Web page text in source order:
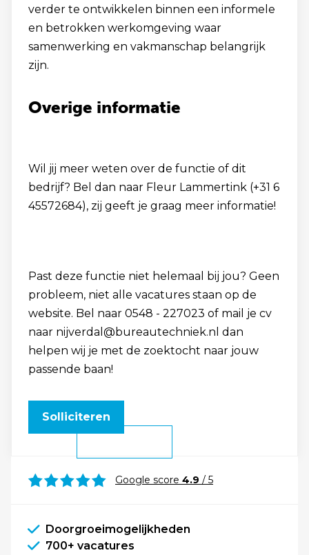
verder te ontwikkelen binnen een informele
en betrokken werkomgeving waar
samenwerking en vakmanschap belangrijk
zijn.
Overige informatie
Wil jij meer weten over de functie of dit
bedrijf? Bel dan naar Fleur Lammertink (+31 6
45572684), zij geeft je graag meer informatie!
Past deze functie niet helemaal bij jou? Geen
probleem, niet alle vacatures staan op de
website. Bel naar 0548 - 227023 of mail je cv
naar nijverdal@bureautechniek.nl dan
helpen wij je met de zoektocht naar jouw
passende baan!
Solliciteren
Google score 4.9 / 5
Doorgroeimogelijkheden
700+ vacatures